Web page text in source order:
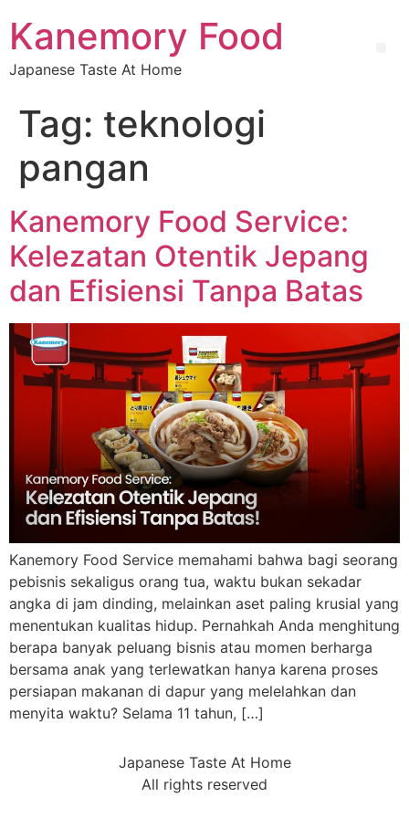
Kanemory Food
Japanese Taste At Home
Tag: teknologi
pangan
Kanemory Food Service:
Kelezatan Otentik Jepang
dan Efisiensi Tanpa Batas
Kanemory Food Service memahami bahwa bagi seorang
pebisnis sekaligus orang tua, waktu bukan sekadar
angka di jam dinding, melainkan aset paling krusial yang
menentukan kualitas hidup. Pernahkah Anda menghitung
berapa banyak peluang bisnis atau momen berharga
bersama anak yang terlewatkan hanya karena proses
persiapan makanan di dapur yang melelahkan dan
menyita waktu? Selama 11 tahun, […]
Japanese Taste At Home
All rights reserved